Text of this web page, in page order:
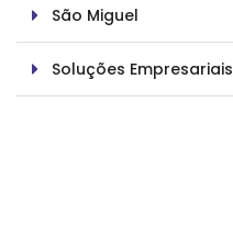
São Miguel
Soluções Empresariais